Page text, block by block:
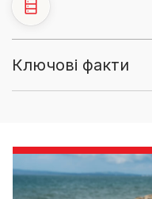
Ключові факти